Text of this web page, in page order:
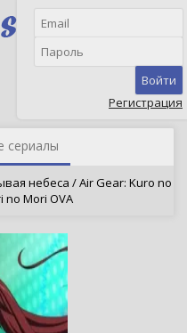
Войти
Регистрация
сериалы
небеса / Air Gear: Kuro no
no Mori OVA